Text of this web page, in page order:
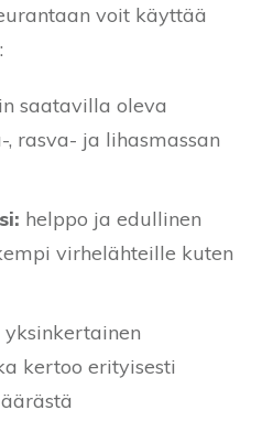
voit käyttää
saatavilla oleva
rasva- ja lihasmassan
helppo ja edullinen
virhelähteille kuten
yksinkertainen
kertoo erityisesti